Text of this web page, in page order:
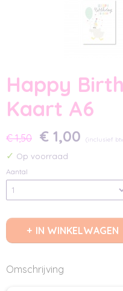
Happy
Kaart A6
€ 1,50 € 1,00 (inclusief
✓ Op voorraad
Aantal
IN WINKELWAGEN
Omschrijving